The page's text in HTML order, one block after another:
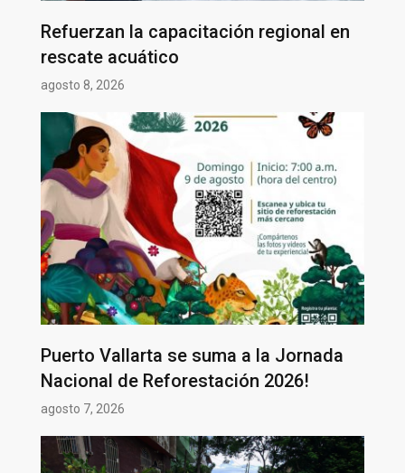
Refuerzan la capacitación regional en
rescate acuático
agosto 8, 2026
Puerto Vallarta se suma a la Jornada
Nacional de Reforestación 2026!
agosto 7, 2026